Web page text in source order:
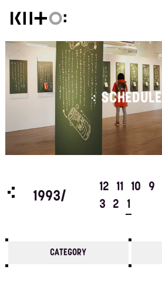
SCHEDULE
4
1993/
12 11 10 9
3
2 1
CATEGORY